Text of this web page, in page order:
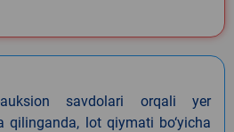
savdolari orqali yer
qilinganda, lot qiymati bo‘yicha